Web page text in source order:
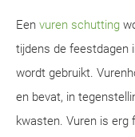
Een vuren schutting
tijdens de feestdagen
wordt gebruikt.
en bevat, in
kwasten. Vuren is erg